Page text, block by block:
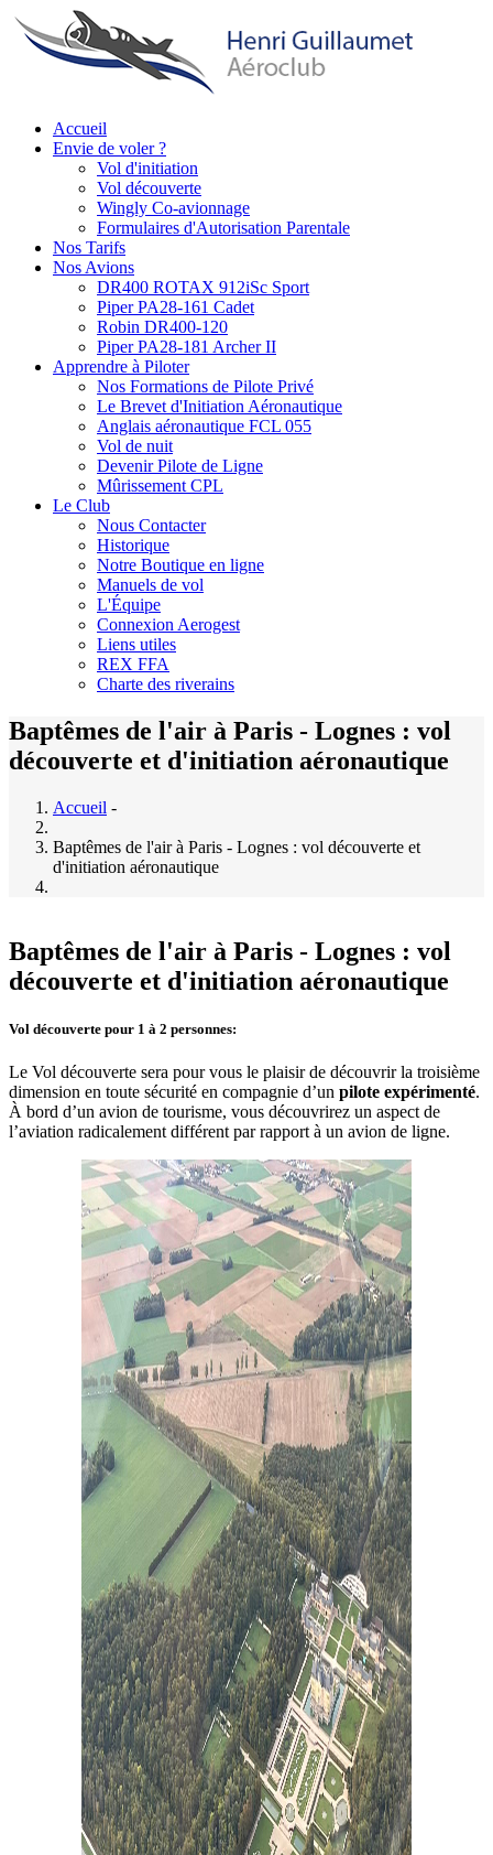
Aller
au
contenu
Main
navigation
Accueil
Envie de voler ?
Vol d'initiation
Vol découverte
Wingly Co-avionnage
Formulaires d'Autorisation Parentale
Nos Tarifs
Nos Avions
DR400 ROTAX 912iSc Sport
Piper PA28-161 Cadet
Robin DR400-120
Piper PA28-181 Archer II
Apprendre à Piloter
Nos Formations de Pilote Privé
Le Brevet d'Initiation Aéronautique
Anglais aéronautique FCL 055
Vol de nuit
Devenir Pilote de Ligne
Mûrissement CPL
Le Club
Nous Contacter
Historique
Notre Boutique en ligne
Manuels de vol
L'Équipe
Connexion Aerogest
Liens utiles
REX FFA
Charte des riverains
Baptêmes de l'air à Paris - Lognes : vol
découverte et d'initiation aéronautique
Accueil -
Baptêmes de l'air à Paris - Lognes : vol découverte et
d'initiation aéronautique
Baptêmes de l'air à Paris - Lognes : vol
découverte et d'initiation aéronautique
Vol découverte pour 1 à 2 personnes:
Le Vol découverte sera pour vous le plaisir de découvrir la troisième
dimension en toute sécurité en compagnie d’un pilote expérimenté.
À bord d’un avion de tourisme, vous découvrirez un aspect de
l’aviation radicalement différent par rapport à un avion de ligne.